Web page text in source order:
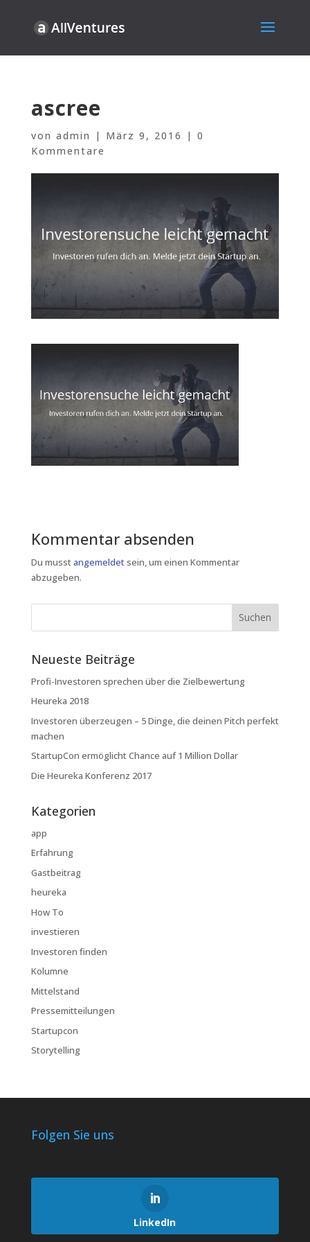
ascree
von admin | März 9, 2016 | 0
Kommentare
Kommentar absenden
Du musstangemeldetsein, um einen Kommentar
abzugeben.
Neueste Beiträge
Profi-Investoren sprechen über die Zielbewertung
Heureka 2018
Investoren überzeugen – 5 Dinge, die deinen Pitch perfekt
machen
StartupCon ermöglicht Chance auf 1 Million Dollar
Die Heureka Konferenz 2017
Kategorien
app
Erfahrung
Gastbeitrag
heureka
How To
investieren
Investoren finden
Kolumne
Mittelstand
Pressemitteilungen
Startupcon
Storytelling
Folgen Sie uns
LinkedIn